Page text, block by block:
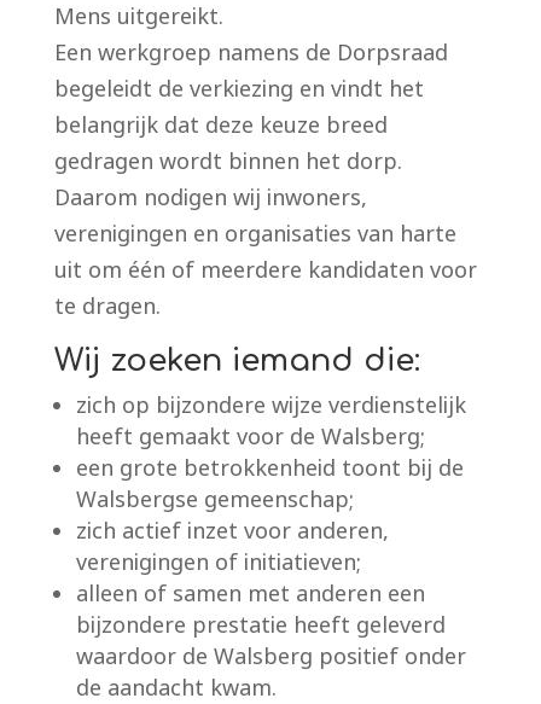
Mens uitgereikt.
Een werkgroep namens de Dorpsraad
begeleidt de verkiezing en vindt het
belangrijk dat deze keuze breed
gedragen wordt binnen het dorp.
Daarom nodigen wij inwoners,
verenigingen en organisaties van harte
uit om één of meerdere kandidaten voor
te dragen.
Wij zoeken iemand die:
zich op bijzondere wijze verdienstelijk
heeft gemaakt voor de Walsberg;
een grote betrokkenheid toont bij de
Walsbergse gemeenschap;
zich actief inzet voor anderen,
verenigingen of initiatieven;
alleen of samen met anderen een
bijzondere prestatie heeft geleverd
waardoor de Walsberg positief onder
de aandacht kwam.